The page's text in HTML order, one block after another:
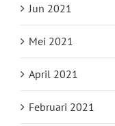
Jun 2021
Mei 2021
April 2021
Februari 2021